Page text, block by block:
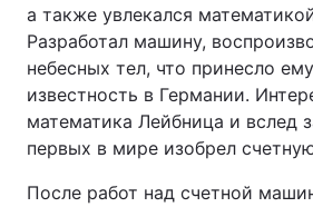
а также увлекался
Разработал машину,
небесных тел, что принесло
известность в Германии.
математика Лейбница и вслед
первых в мире изобрел
После работ над счетной